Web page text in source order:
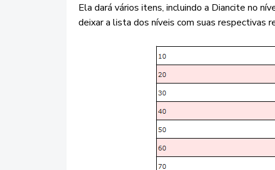
Ela dará vários itens, incluindo a Diancite no
deixar a lista dos níveis com suas respectivas